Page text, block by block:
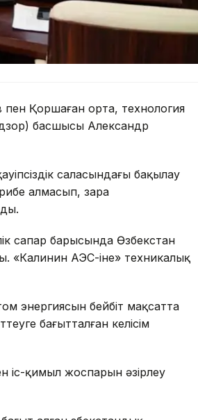
Қоршаған орта, технология
басшысы Александр
саласындағы бақылау
алмасып, өзара
сапар барысында Өзбекстан
«Калинин АЭС-іне» техникалық
энергиясын бейбіт мақсатта
бағытталған келісім
іс-қимыл жоспарын әзірлеу